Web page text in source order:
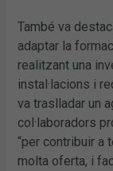
També va
adaptar la
realitzant una
instal·lacions i
va traslladar un
col·laboradors
“per contribuir a
molta oferta, i